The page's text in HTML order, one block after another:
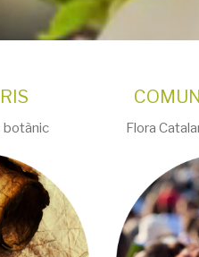
botànic Flora